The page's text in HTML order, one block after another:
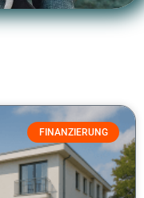
FINANZIERUNG